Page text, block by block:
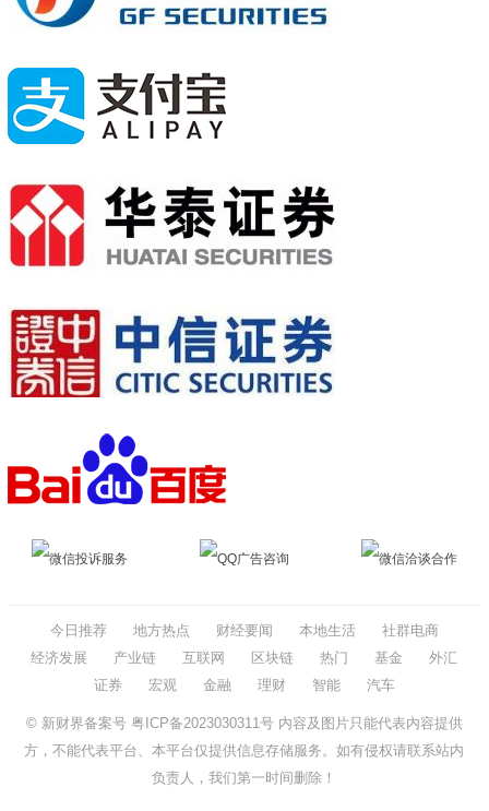
微信投诉服务 QQ广告咨询 微信洽谈合作
今日推荐 地方热点 财经要闻 本地生活
社群电商
经济发展
产业链 互联网 区块链 热门 基金
外汇
证券
宏观 金融 理财 智能 汽车
© 新财界备案号 粤ICP备2023030311号内容及图片只能代表内容提供
方，不能代表平台、本平台仅提供信息存储服务。如有侵权请联系站内
负责人，我们第一时间删除！